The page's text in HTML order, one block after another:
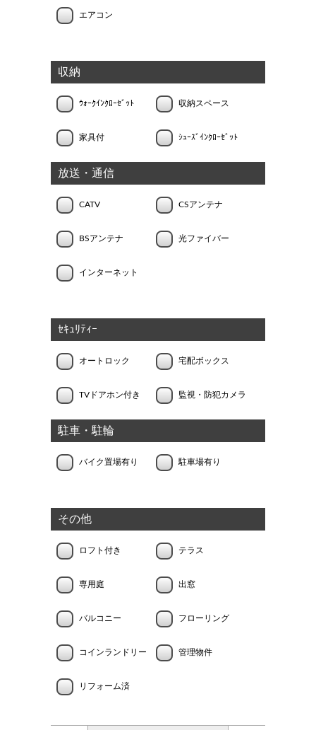
エアコン
収納
ｳｫｰｸｲﾝｸﾛｰｾﾞｯﾄ 収納スペース
家具付 ｼｭｰｽﾞｲﾝｸﾛｰｾﾞｯﾄ
放送・通信
CATV CSアンテナ
BSアンテナ 光ファイバー
インターネット
ｾｷｭﾘﾃｨｰ
オートロック 宅配ボックス
TVドアホン付き 監視・防犯カメラ
駐車・駐輪
バイク置場有り 駐車場有り
その他
ロフト付き テラス
専用庭 出窓
バルコニー フローリング
コインランドリー 管理物件
リフォーム済